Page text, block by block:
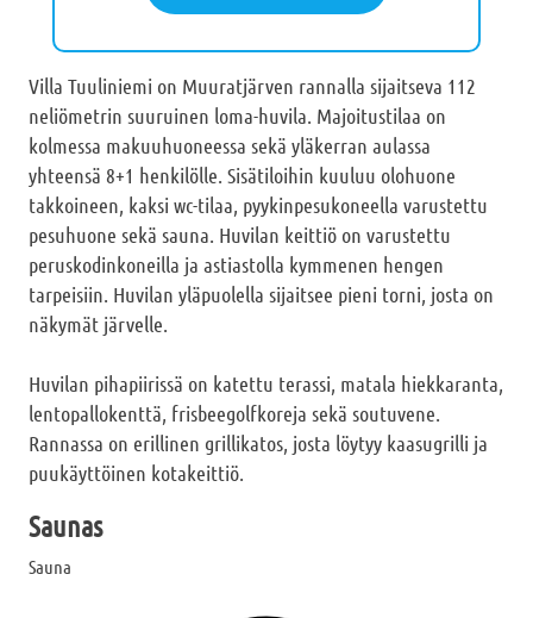
Villa Tuuliniemi on Muuratjärven rannalla sijaitseva 112
neliömetrin suuruinen loma-huvila. Majoitustilaa on
kolmessa makuuhuoneessa sekä yläkerran aulassa
yhteensä 8+1 henkilölle. Sisätiloihin kuuluu olohuone
takkoineen, kaksi wc-tilaa, pyykinpesukoneella varustettu
pesuhuone sekä sauna. Huvilan keittiö on varustettu
peruskodinkoneilla ja astiastolla kymmenen hengen
tarpeisiin. Huvilan yläpuolella sijaitsee pieni torni, josta on
näkymät järvelle.
Huvilan pihapiirissä on katettu terassi, matala hiekkaranta,
lentopallokenttä, frisbeegolfkoreja sekä soutuvene.
Rannassa on erillinen grillikatos, josta löytyy kaasugrilli ja
puukäyttöinen kotakeittiö.
Saunas
Sauna